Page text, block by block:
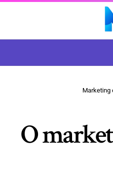
Marketing
O